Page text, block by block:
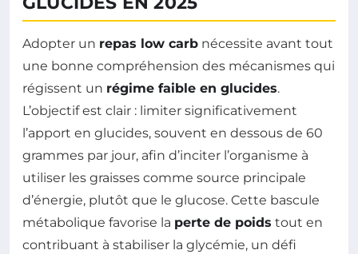
Adopter un repas low carb nécessite avant tout
une bonne compréhension des mécanismes qui
régissent un régime faible en glucides.
L’objectif est clair : limiter significativement
l’apport en glucides, souvent en dessous de 60
grammes par jour, afin d’inciter l’organisme à
utiliser les graisses comme source principale
d’énergie, plutôt que le glucose. Cette bascule
métabolique favorise la perte de poids tout en
contribuant à stabiliser la glycémie, un défi